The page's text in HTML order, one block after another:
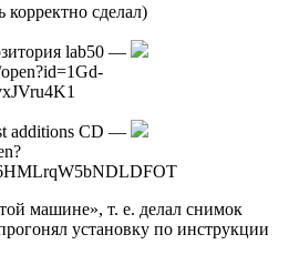
сделал)
lab50 —
additions CD —
машине», т. е. делал снимок
установку по инструкции